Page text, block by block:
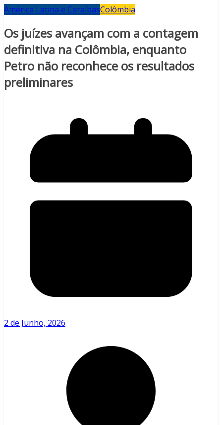
América Latina e CaraíbasColômbia
Os juízes avançam com a contagem
definitiva na Colômbia, enquanto
Petro não reconhece os resultados
preliminares
2 de Junho, 2026